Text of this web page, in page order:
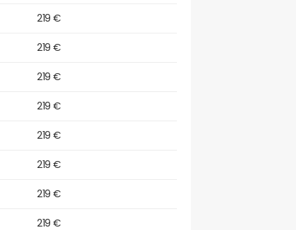
219 €
219 €
219 €
219 €
219 €
219 €
219 €
219 €